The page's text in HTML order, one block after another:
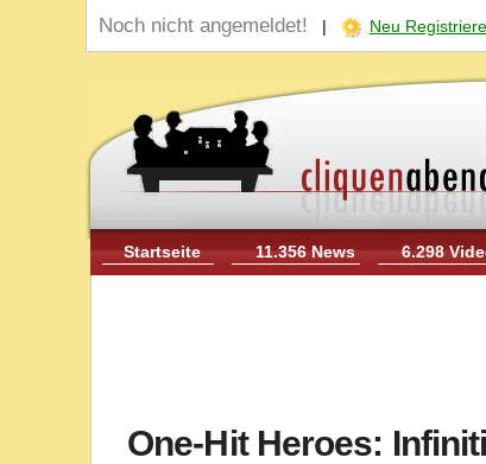
Noch nicht angemeldet! | Neu
Startseite 11.356 News 6.298
One-Hit Heroes: